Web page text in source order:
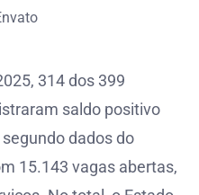
314 dos 399
saldo positivo
dados do
15.143 vagas abertas,